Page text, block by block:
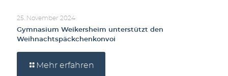
25. November 2024
Gymnasium Weikersheim unterstützt den
Weihnachtspäckchenkonvoi
Mehr erfahren